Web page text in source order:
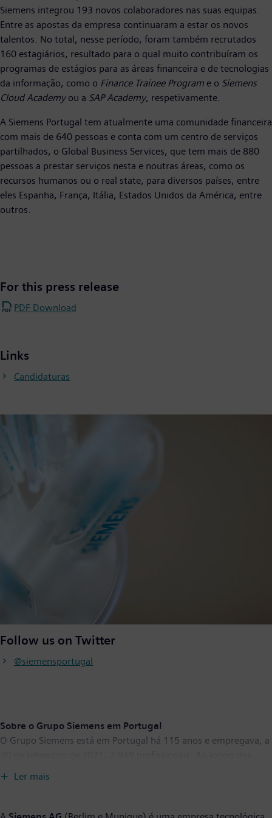
Siemens integrou 193 novos colaboradores nas suas equipas.
Entre as apostas da empresa continuaram a estar os novos
talentos. No total, nesse período, foram também recrutados
160 estagiários, resultado para o qual muito contribuíram os
programas de estágios para as áreas financeira e de tecnologias
da informação, como o Finance Trainee Program e o Siemens
Cloud Academyou a SAP Academy, respetivamente.
A Siemens Portugal tem atualmente uma comunidade financeira
com mais de 640 pessoas e conta com um centro de serviços
partilhados, o Global Business Services, que tem mais de 880
pessoas a prestar serviços nesta e noutras áreas, como os
recursos humanos ou o real state, para diversos países, entre
eles Espanha, França, Itália, Estados Unidos da América, entre
outros.
For this press release
PDF Download
Links
Candidaturas
Follow us on Twitter
@siemensportugal
Sobre o Grupo Siemens em Portugal
O Grupo Siemens está em Portugal há 115 anos e empregava, a
partilhados, que exportam soluções e serviços made in Portugal
Ler mais